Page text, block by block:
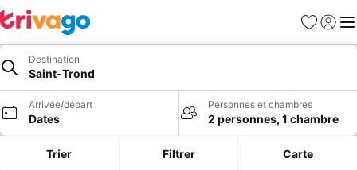
Favoris
Se
Destination
Saint-Trond
Arrivée/départ
Dates
Personnes et chambres
2 personnes, 1 chambre
Trier Filtrer Carte